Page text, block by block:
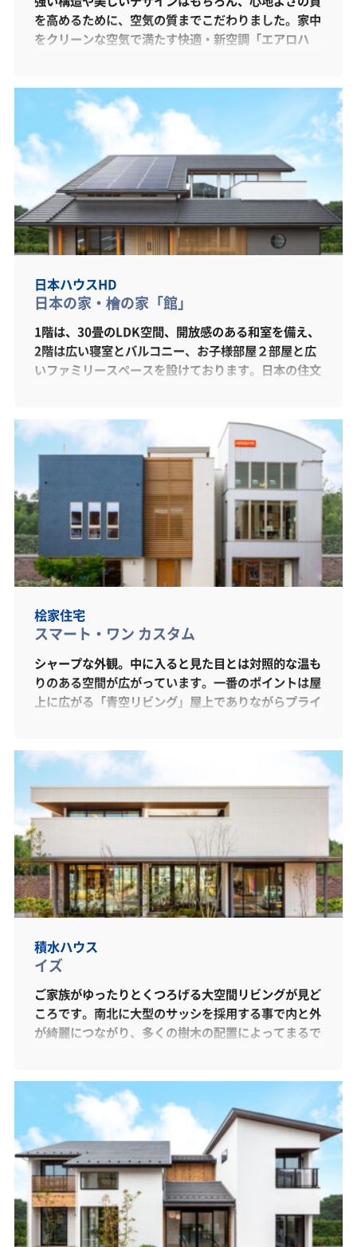
を高めるために、空気の質までこだわりました。家中
をクリーンな空気で満たす快適・新空調「エアロハ
日本ハウスHD
日本の家・檜の家「館」
1階は、30畳のLDK空間、開放感のある和室を備え、
2階は広い寝室とバルコニー、お子様部屋２部屋と広
いファミリースペースを設けております。日本の住文
準仕様とし、気密性・断熱性ともにご満足頂ける商品
ラインナップを揃えております。「檜」を日本一使っ
ている日本ハウスの展示場を是非ご覧ください。
桧家住宅
スマート・ワン カスタム
シャープな外観。中に入ると見た目とは対照的な温も
りのある空間が広がっています。一番のポイントは屋
上に広がる「青空リビング」屋上でありながらプライ
ホールの奥にはクローゼットと桧家オリジナルの洗面
ドレッサーが付いた「ドレスルーム」があり、奥の脱
衣室を兼ねた「サニタリールーム」へと繋がって、身
支度を整えるのに最適な空間を作り出しています。
積水ハウス
イズ
ご家族がゆったりとくつろげる大空間リビングが見ど
ころです。南北に大型のサッシを採用する事で内と外
が綺麗につながり、多くの樹木の配置によってまるで
して、異なる意味合いを持ったお庭となっており、外
構のご参考にもしていただけます。現在の情勢を踏ま
えて、家に居ながらご家族がそれぞれのイドコロを見
つけられ、幸せを感じていただけるような仕掛けがた
くさん詰まった間取りとなっております。